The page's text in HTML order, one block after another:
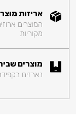
אריזות
המוצרים
מקוריות
מוצרים
נארזים